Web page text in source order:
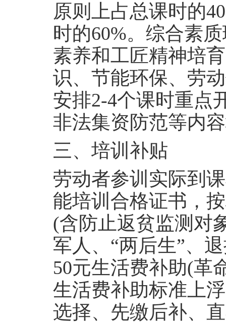
原则上占总课时的
时的60%。综合素
素养和工匠精神培
识、节能环保、劳
安排2-4个课时重点
非法集资防范等内
三、培训补贴
劳动者参训实际到
能培训合格证书，
(含防止返贫监测对
军人、“两后生”、
50元生活费补助(革
生活费补助标准上浮
选择、先缴后补、